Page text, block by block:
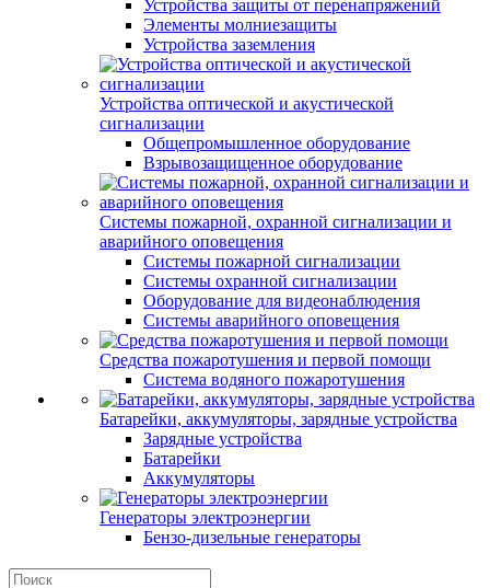
Устройства защиты от перенапряжений
Элементы молниезащиты
Устройства заземления
Устройства оптической и акустической
сигнализации
Общепромышленное оборудование
Взрывозащищенное оборудование
Системы пожарной, охранной сигнализации и
аварийного оповещения
Системы пожарной сигнализации
Системы охранной сигнализации
Оборудование для видеонаблюдения
Системы аварийного оповещения
Средства пожаротушения и первой помощи
Система водяного пожаротушения
Батарейки, аккумуляторы, зарядные устройства
Зарядные устройства
Батарейки
Аккумуляторы
Генераторы электроэнергии
Бензо-дизельные генераторы